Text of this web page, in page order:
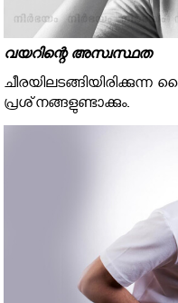
വയറിന്റെ അസ്വസ്ഥത
പ്രശ്‌നങ്ങളുണ്ടാക്കും.